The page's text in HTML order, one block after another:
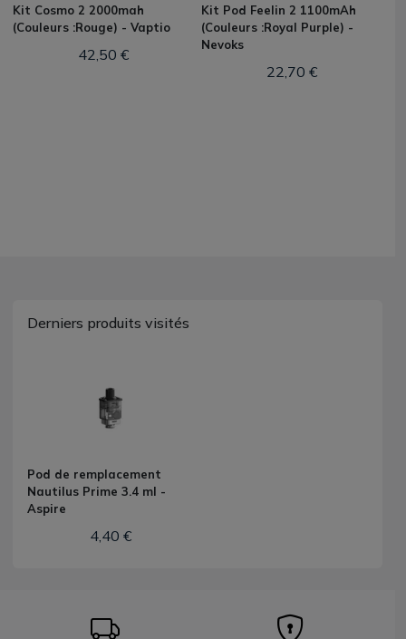
Kit Cosmo 2 2000mah
(Couleurs :Rouge) - Vaptio
42,50 €
Kit Pod Feelin 2 1100mAh
(Couleurs :Royal Purple) -
Nevoks
22,70 €
Derniers produits visités
Pod de remplacement
Nautilus Prime 3.4 ml -
Aspire
4,40 €